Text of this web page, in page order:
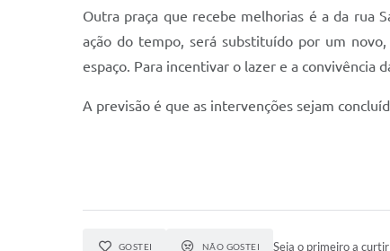
Outra praça que recebe melhorias é a da rua
ação do tempo, será substituído por um
espaço. Para incentivar o lazer e a convivência
A previsão é que as intervenções sejam
GOSTEI NÃO GOSTEI Seja o primeiro a